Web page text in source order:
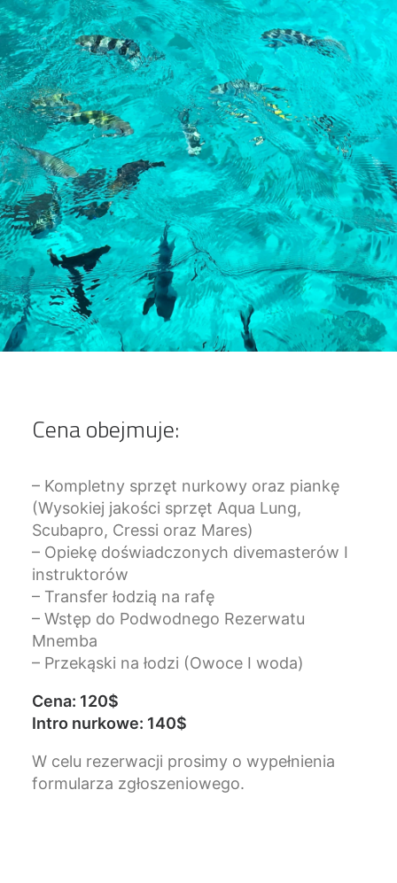
Cena obejmuje:
– Kompletny sprzęt nurkowy oraz piankę
(Wysokiej jakości sprzęt Aqua Lung,
Scubapro, Cressi oraz Mares)
– Opiekę doświadczonych divemasterów I
instruktorów
– Transfer łodzią na rafę
– Wstęp do Podwodnego Rezerwatu
Mnemba
– Przekąski na łodzi (Owoce I woda)
Cena: 120$
Intro nurkowe: 140$
W celu rezerwacji prosimy o wypełnienia
formularza zgłoszeniowego.